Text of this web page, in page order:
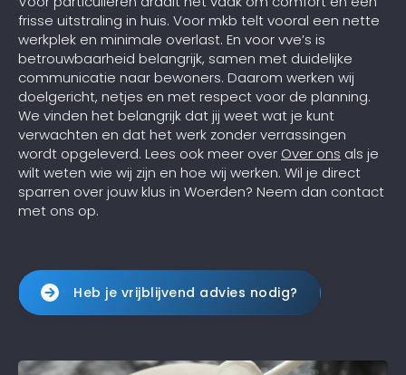
frisse uitstraling in huis. Voor mkb telt vooral een nette
werkplek en minimale overlast. En voor vve’s is
betrouwbaarheid belangrijk, samen met duidelijke
communicatie naar bewoners. Daarom werken wij
doelgericht, netjes en met respect voor de planning.
We vinden het belangrijk dat jij weet wat je kunt
verwachten en dat het werk zonder verrassingen
wordt opgeleverd. Lees ook meer over Over ons als je
wilt weten wie wij zijn en hoe wij werken. Wil je direct
sparren over jouw klus in Woerden? Neem dan contact
met ons op.
Heb je vrijblijvend advies nodig?